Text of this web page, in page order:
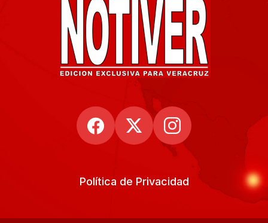
Política de Privacidad